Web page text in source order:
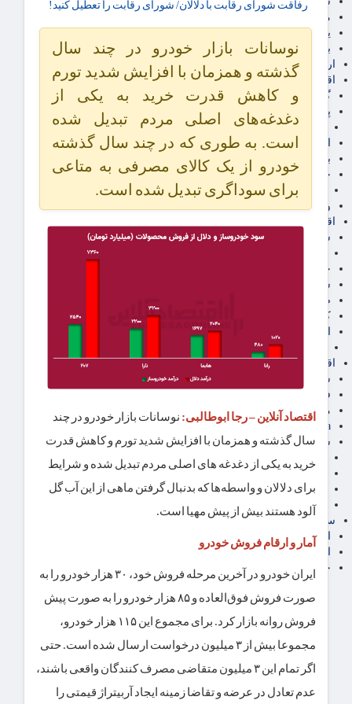
مالیات
یارانه و معیشت مردم
برق، آب و انرژی
ارز دیجیتال
اقتصاد اجتماعی
گردشگری
پزشکی، سلامت و زیبایی
ایران مدلب
اجتماعی
بازنشستگان
حقوق و قضایی
دفتر وکیل
ورزشی
اقتصاد شهری و روستایی
شهر و مسکن و عمران
حمل و نقل
شهرک های صنعتی
صنایع غذایی
کشاورزی و دامداری
استان تهران
اقتصاد بین الملل
سیاسی
فارکس
مناطق آزاد تجاری
24intermedia
سایر اخبار اقتصادی
عمومی و سرگرمی
فناوری
آگهی رسمی و مزایده
آکادمی آموزش اقتصادی
سایر رسانه ها
اقتصاد فارسی
اقتصاد آفرین
خرید انواع دیزل ژنراتور
رفاقت شورای رقابت با دلالان/ شورای رقابت را تعطیل کنید!
نوسانات بازار خودرو در چند سال
گذشته و همزمان با افزایش شدید تورم
و کاهش قدرت خرید به یکی از
دغدغه‌های اصلی مردم تبدیل شده
است. به طوری که در چند سال گذشته
خودرو از یک کالای مصرفی به متاعی
برای سوداگری تبدیل شده است.
اقتصاد آنلاین – رجا ابوطالبی: نوسانات بازار خودرو در چند
سال گذشته و همزمان با افزایش شدید تورم و کاهش قدرت
خرید به یکی از دغدغه های اصلی مردم تبدیل شده و شرایط
برای دلالان و واسطه‌ها که بدنبال گرفتن ماهی از این آب گل
آلود هستند بیش از پیش مهیا است.
آمار و ارقام فروش خودرو
ایران خودرو در آخرین مرحله فروش خود، ۳۰ هزار خودرو را به
صورت فروش فوق‌العاده و ۸۵ هزار خودرو را به صورت پیش
فروش روانه بازار کرد. برای مجموع این ۱۱۵ هزار خودرو،
مجموعا بیش از ۳ میلیون درخواست ارسال شده است. حتی
اگر تمام این ۳ میلیون متقاضی مصرف کنندگان واقعی باشند،
عدم تعادل در عرضه و تقاضا زمینه ایجاد آربیتراژ قیمتی را